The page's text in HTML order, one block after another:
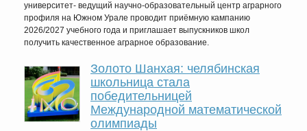
университет- ведущий научно-образовательный центр аграрного
профиля на Южном Урале проводит приёмную кампанию
2026/2027 учебного года и приглашает выпускников школ
получить качественное аграрное образование.
Золото Шанхая: челябинская
школьница стала
победительницей
Международной математической
олимпиады